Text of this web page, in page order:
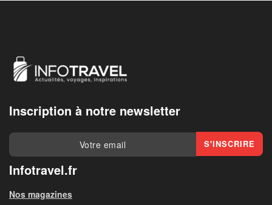
Inscription à notre newsletter
Infotravel.fr
Nos magazines